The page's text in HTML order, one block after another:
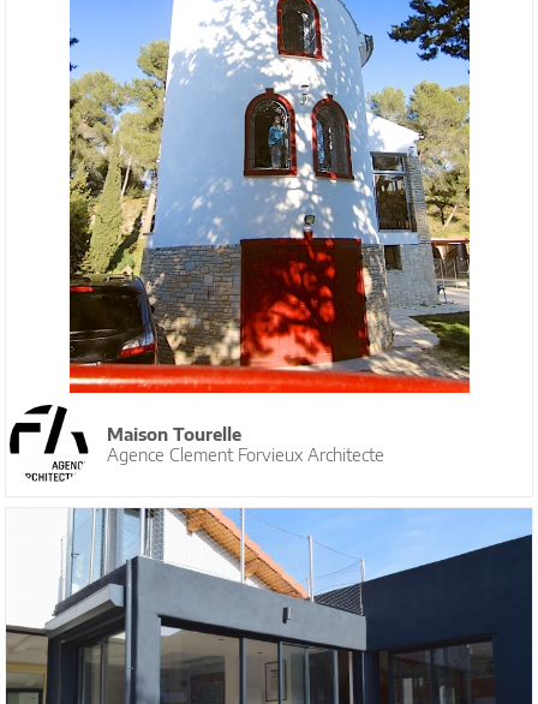
Maison Tourelle
Agence Clement Forvieux Architecte